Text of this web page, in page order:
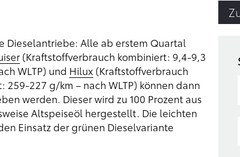
Dieselantriebe: Alle ab erstem Quartal
(Kraftstoffverbrauch kombiniert: 9,4-9,3
WLTP) und Hilux (Kraftstoffverbrauch
259-227 g/km – nach WLTP) können dann
werden. Dieser wird zu 100 Prozent aus
Altspeiseöl hergestellt. Die leichten
Einsatz der grünen Dieselvariante